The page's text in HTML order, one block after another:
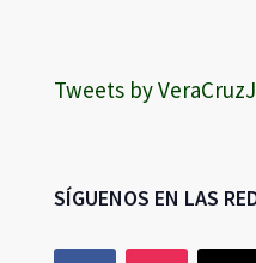
Tweets by
SÍGUENOS EN LAS